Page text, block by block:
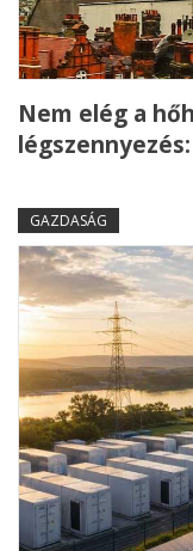
Nem elég a
GAZDASÁG